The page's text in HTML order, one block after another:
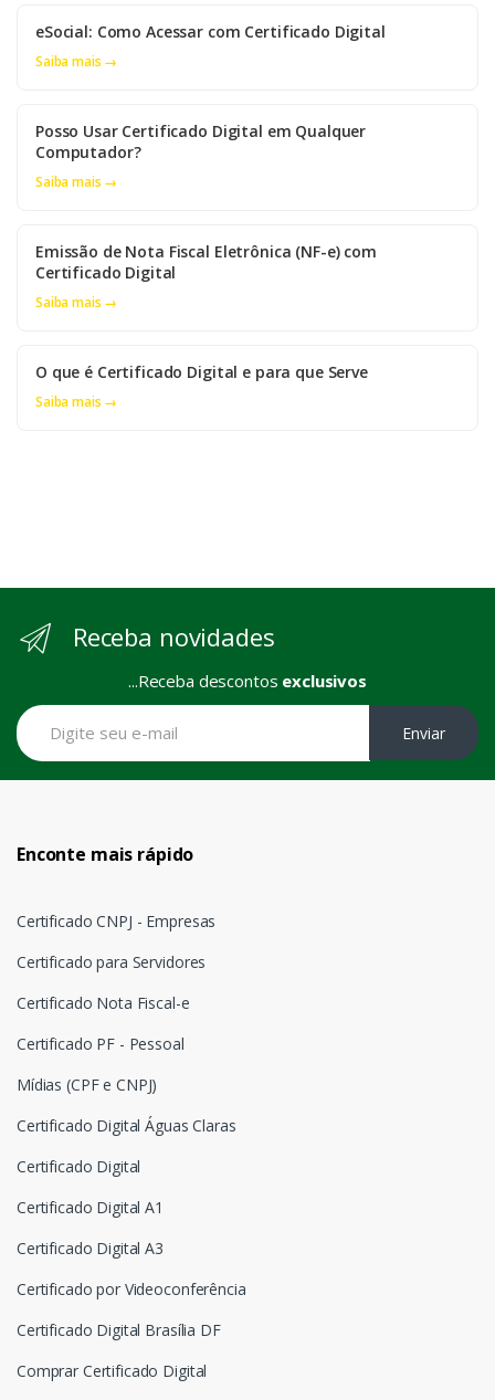
eSocial: Como Acessar com Certificado Digital
Saiba mais →
Posso Usar Certificado Digital em Qualquer
Computador?
Saiba mais →
Emissão de Nota Fiscal Eletrônica (NF-e) com
Certificado Digital
Saiba mais →
O que é Certificado Digital e para que Serve
Saiba mais →
Receba novidades
...Receba descontos exclusivos
Enviar
Enconte mais rápido
Certificado CNPJ - Empresas
Certificado para Servidores
Certificado Nota Fiscal-e
Certificado PF - Pessoal
Mídias (CPF e CNPJ)
Certificado Digital Águas Claras
Certificado Digital
Certificado Digital A1
Certificado Digital A3
Certificado por Videoconferência
Certificado Digital Brasília DF
Comprar Certificado Digital